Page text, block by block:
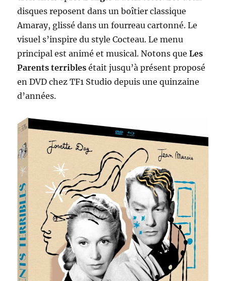
disques reposent dans un boîtier classique
Amaray, glissé dans un fourreau cartonné. Le
visuel s’inspire du style Cocteau. Le menu
principal est animé et musical. Notons queLes
Parents terribles était jusqu’à présent proposé
en DVD chez TF1 Studio depuis une quinzaine
d’années.